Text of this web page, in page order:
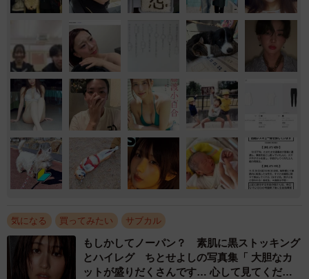
気になる 買ってみたい サブカル
もしかしてノーパン？ 素肌に黒ストッキング
とハイレグ ちとせよしの写真集「 大胆なカ
ットが盛りだくさんです… 心して見てくださ